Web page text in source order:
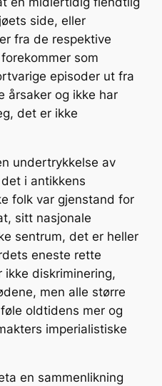
side, eller
fra de respektive
som
episoder ut fra
årsaker og ikke har
det er ikke
undertrykkelse av
i antikkens
folk var gjenstand for
sitt nasjonale
sentrum, det er heller
eneste rette
diskriminering,
men alle større
oldtidens mer og
imperialistiske
en sammenlikning